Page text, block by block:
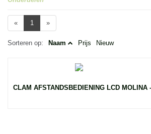
« 1 »
Sorteren op: Naam Prijs Nieuw
CLAM AFSTANDSBEDIENING LCD MOLINA